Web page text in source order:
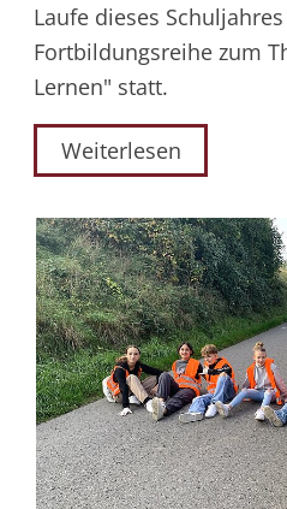
Laufe dieses
Fortbildungsreihe zum
Lernen" statt.
Weiterlesen